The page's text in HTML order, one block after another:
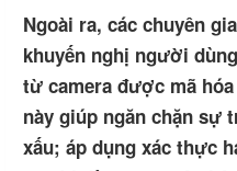
Ngoài ra, các chuyên
khuyến nghị người
từ camera được mã
này giúp ngăn chặn sự
xấu; áp dụng xác thực